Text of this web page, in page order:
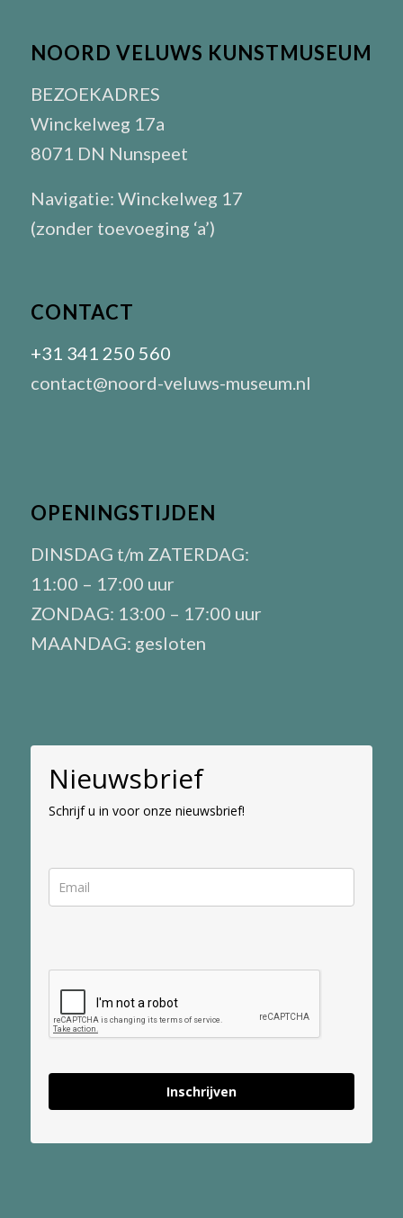
NOORD VELUWS KUNSTMUSEUM
BEZOEKADRES
Winckelweg 17a
8071 DN Nunspeet
Navigatie: Winckelweg 17
(zonder toevoeging ‘a’)
CONTACT
+31 341 250 560
contact@noord-veluws-museum.nl
OPENINGSTIJDEN
DINSDAG t/m ZATERDAG:
11:00 – 17:00 uur
ZONDAG: 13:00 – 17:00 uur
MAANDAG: gesloten
Nieuwsbrief
Schrijf u in voor onze nieuwsbrief!
Inschrijven